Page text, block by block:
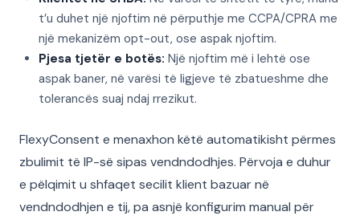
t’u duhet një njoftim në përputhje me CCPA/CPRA me
një mekanizëm opt-out, ose aspak njoftim.
Pjesa tjetër e botës: Një njoftim më i lehtë ose
aspak baner, në varësi të ligjeve të zbatueshme dhe
tolerancës suaj ndaj rrezikut.
FlexyConsent e menaxhon këtë automatikisht përmes
zbulimit të IP-së sipas vendndodhjes. Përvoja e duhur
e pëlqimit u shfaqet secilit klient bazuar në
vendndodhjen e tij, pa asnjë konfigurim manual për